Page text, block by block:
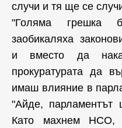
случи и тя ще се
"Голяма грешка
заобикаляха
и вместо да
прокуратурата да
имаш влияние в
"Айде, парламентът
Като махнем